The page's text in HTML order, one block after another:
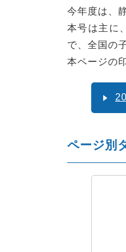
今年度は、
本号は主に
で、全国の
本ページの
ページ別